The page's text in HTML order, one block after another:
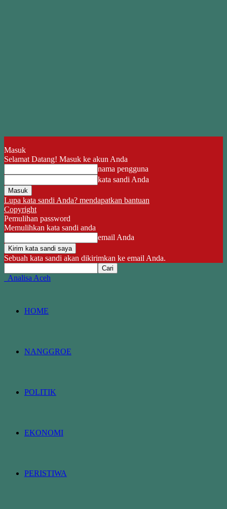
Masuk
Selamat Datang! Masuk ke akun Anda
nama pengguna
kata sandi Anda
Lupa kata sandi Anda? mendapatkan bantuan
Copyright
Pemulihan password
Memulihkan kata sandi anda
email Anda
Sebuah kata sandi akan dikirimkan ke email Anda.
Analisa Aceh
HOME
NANGGROE
POLITIK
EKONOMI
PERISTIWA